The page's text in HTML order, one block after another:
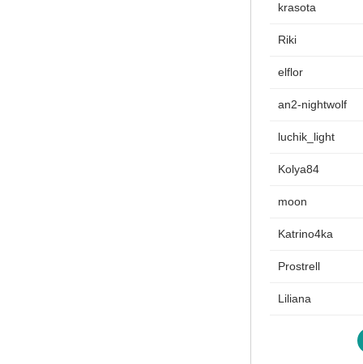
krasota
Riki
elflor
an2-nightwolf
luchik_light
Kolya84
moon
Katrino4ka
Prostrell
Liliana